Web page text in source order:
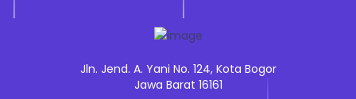
Jln. Jend. A. Yani No. 124, Kota Bogor
Jawa Barat 16161